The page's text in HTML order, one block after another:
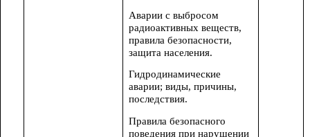
Аварии с выбросом
радиоактивных веществ,
правила безопасности,
защита населения.
Гидродинамические
аварии; виды, причины,
последствия.
Правила безопасного
поведения при нарушении